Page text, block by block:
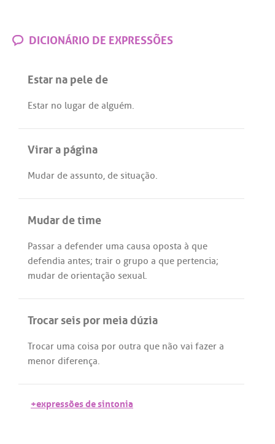
DICIONÁRIO DE EXPRESSÕES
Estar na pele de
Estar no lugar de alguém.
Virar a página
Mudar de assunto, de situação.
Mudar de time
Passar a defender uma causa oposta à que
defendia antes; trair o grupo a que pertencia;
mudar de orientação sexual.
Trocar seis por meia dúzia
Trocar uma coisa por outra que não vai fazer a
menor diferença.
+expressões de sintonia